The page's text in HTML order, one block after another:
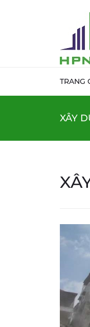
TRANG
XÂY